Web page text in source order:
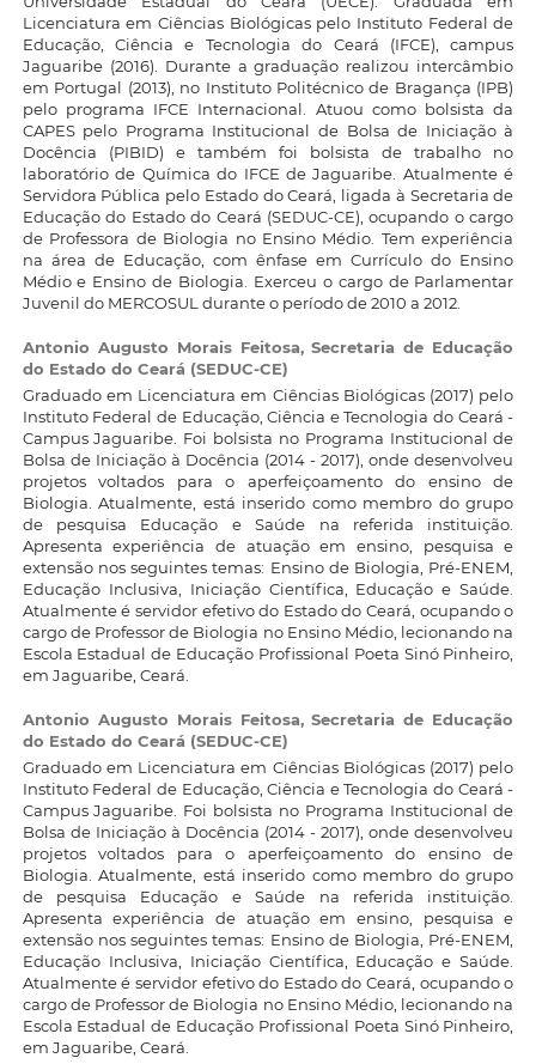
Licenciatura em Ciências Biológicas pelo Instituto Federal de
Educação, Ciência e Tecnologia do Ceará (IFCE), campus
Jaguaribe (2016). Durante a graduação realizou intercâmbio
em Portugal (2013), no Instituto Politécnico de Bragança (IPB)
pelo programa IFCE Internacional. Atuou como bolsista da
CAPES pelo Programa Institucional de Bolsa de Iniciação à
Docência (PIBID) e também foi bolsista de trabalho no
laboratório de Química do IFCE de Jaguaribe. Atualmente é
Servidora Pública pelo Estado do Ceará, ligada à Secretaria de
Educação do Estado do Ceará (SEDUC-CE), ocupando o cargo
de Professora de Biologia no Ensino Médio. Tem experiência
na área de Educação, com ênfase em Currículo do Ensino
Médio e Ensino de Biologia. Exerceu o cargo de Parlamentar
Juvenil do MERCOSUL durante o período de 2010 a 2012.
Antonio Augusto Morais Feitosa,Secretaria de Educação
do Estado do Ceará (SEDUC-CE)
Graduado em Licenciatura em Ciências Biológicas (2017) pelo
Instituto Federal de Educação, Ciência e Tecnologia do Ceará -
Campus Jaguaribe. Foi bolsista no Programa Institucional de
Bolsa de Iniciação à Docência (2014 - 2017), onde desenvolveu
projetos voltados para o aperfeiçoamento do ensino de
Biologia. Atualmente, está inserido como membro do grupo
de pesquisa Educação e Saúde na referida instituição.
Apresenta experiência de atuação em ensino, pesquisa e
extensão nos seguintes temas: Ensino de Biologia, Pré-ENEM,
Educação Inclusiva, Iniciação Científica, Educação e Saúde.
Atualmente é servidor efetivo do Estado do Ceará, ocupando o
cargo de Professor de Biologia no Ensino Médio, lecionando na
Escola Estadual de Educação Profissional Poeta Sinó Pinheiro,
em Jaguaribe, Ceará.
Antonio Augusto Morais Feitosa,Secretaria de Educação
do Estado do Ceará (SEDUC-CE)
Graduado em Licenciatura em Ciências Biológicas (2017) pelo
Instituto Federal de Educação, Ciência e Tecnologia do Ceará -
Campus Jaguaribe. Foi bolsista no Programa Institucional de
Bolsa de Iniciação à Docência (2014 - 2017), onde desenvolveu
projetos voltados para o aperfeiçoamento do ensino de
Biologia. Atualmente, está inserido como membro do grupo
de pesquisa Educação e Saúde na referida instituição.
Apresenta experiência de atuação em ensino, pesquisa e
extensão nos seguintes temas: Ensino de Biologia, Pré-ENEM,
Educação Inclusiva, Iniciação Científica, Educação e Saúde.
Atualmente é servidor efetivo do Estado do Ceará, ocupando o
cargo de Professor de Biologia no Ensino Médio, lecionando na
Escola Estadual de Educação Profissional Poeta Sinó Pinheiro,
em Jaguaribe, Ceará.